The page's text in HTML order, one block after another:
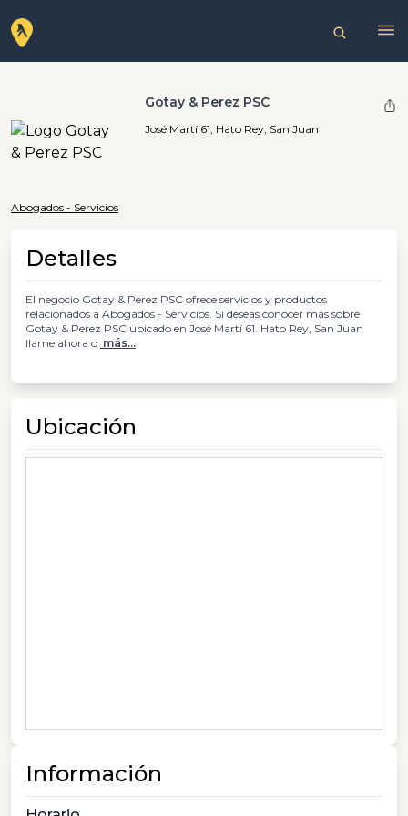
Gotay & Perez PSC
José Martí 61, Hato Rey, San Juan
Abogados - Servicios
Detalles
El negocio Gotay & Perez PSC ofrece servicios y productos
relacionados a Abogados - Servicios. Si deseas conocer más sobre
Gotay & Perez PSC ubicado en José Martí 61. Hato Rey, San Juan
llame ahora o más...
Ubicación
Información